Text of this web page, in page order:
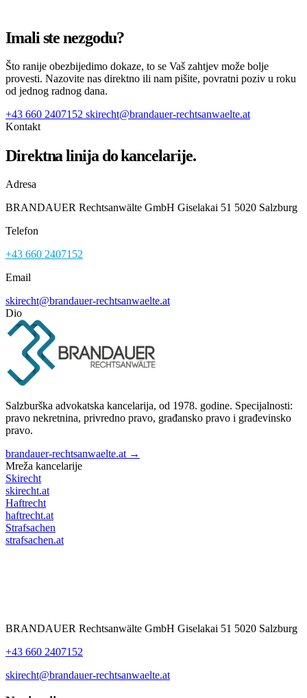
Imali ste nezgodu?
Što ranije obezbijedimo dokaze, to se Vaš zahtjev može bolje
provesti. Nazovite nas direktno ili nam pišite, povratni poziv u roku
od jednog radnog dana.
+43 660 2407152 skirecht@brandauer-rechtsanwaelte.at
Kontakt
Direktna linija do kancelarije.
Adresa
BRANDAUER Rechtsanwälte GmbH Giselakai 51 5020 Salzburg
Telefon
+43 660 2407152
Email
skirecht@brandauer-rechtsanwaelte.at
Dio
Salzburška advokatska kancelarija, od 1978. godine. Specijalnosti:
pravo nekretnina, privredno pravo, građansko pravo i građevinsko
pravo.
brandauer-rechtsanwaelte.at →
Mreža kancelarije
Skirecht
skirecht.at
Haftrecht
haftrecht.at
Strafsachen
strafsachen.at
BRANDAUER Rechtsanwälte GmbH Giselakai 51 5020 Salzburg
+43 660 2407152
skirecht@brandauer-rechtsanwaelte.at